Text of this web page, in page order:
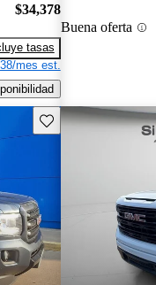
$34,378
tasas
mes est.
Buena oferta
Guarda este Aviso